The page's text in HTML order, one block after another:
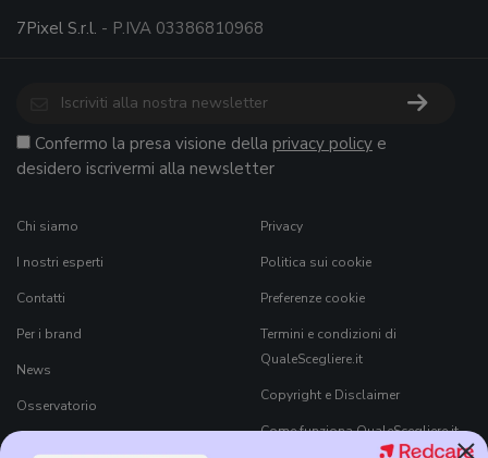
7Pixel S.r.l. - P.IVA 03386810968
Confermo la presa visione della privacy policy e
desidero iscrivermi alla newsletter
Chi siamo
I nostri esperti
Contatti
Per i brand
News
Osservatorio
Privacy
Politica sui cookie
Preferenze cookie
Termini e condizioni di
QualeScegliere.it
Copyright e Disclaimer
Come funziona QualeScegliere.it